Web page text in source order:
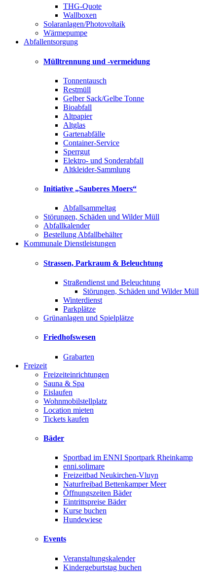
THG-Quote
Wallboxen
Solaranlagen/Photovoltaik
Wärmepumpe
Abfallentsorgung
Mülltrennung und -vermeidung
Tonnentausch
Restmüll
Gelber Sack/Gelbe Tonne
Bioabfall
Altpapier
Altglas
Gartenabfälle
Container-Service
Sperrgut
Elektro- und Sonderabfall
Altkleider-Sammlung
Initiative „Sauberes Moers“
Abfallsammeltag
Störungen, Schäden und Wilder Müll
Abfallkalender
Bestellung Abfallbehälter
Kommunale Dienstleistungen
Strassen, Parkraum & Beleuchtung
Straßendienst und Beleuchtung
Störungen, Schäden und Wilder Müll
Winterdienst
Parkplätze
Grünanlagen und Spielplätze
Friedhofswesen
Grabarten
Freizeit
Freizeiteinrichtungen
Sauna & Spa
Eislaufen
Wohnmobilstellplatz
Location mieten
Tickets kaufen
Bäder
Sportbad im ENNI Sportpark Rheinkamp
enni.solimare
Freizeitbad Neukirchen-Vluyn
Naturfreibad Bettenkamper Meer
Öffnungszeiten Bäder
Eintrittspreise Bäder
Kurse buchen
Hundewiese
Events
Veranstaltungskalender
Kindergeburtstag buchen